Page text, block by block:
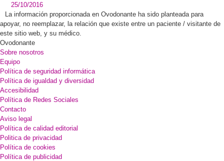
25/10/2016
La información proporcionada en Ovodonante ha sido planteada para
apoyar, no reemplazar, la relación que existe entre un paciente / visitante de
este sitio web, y su médico.
Ovodonante
Sobre nosotros
Equipo
Política de seguridad informática
Política de igualdad y diversidad
Accesibilidad
Política de Redes Sociales
Contacto
Aviso legal
Política de calidad editorial
Politica de privacidad
Política de cookies
Política de publicidad